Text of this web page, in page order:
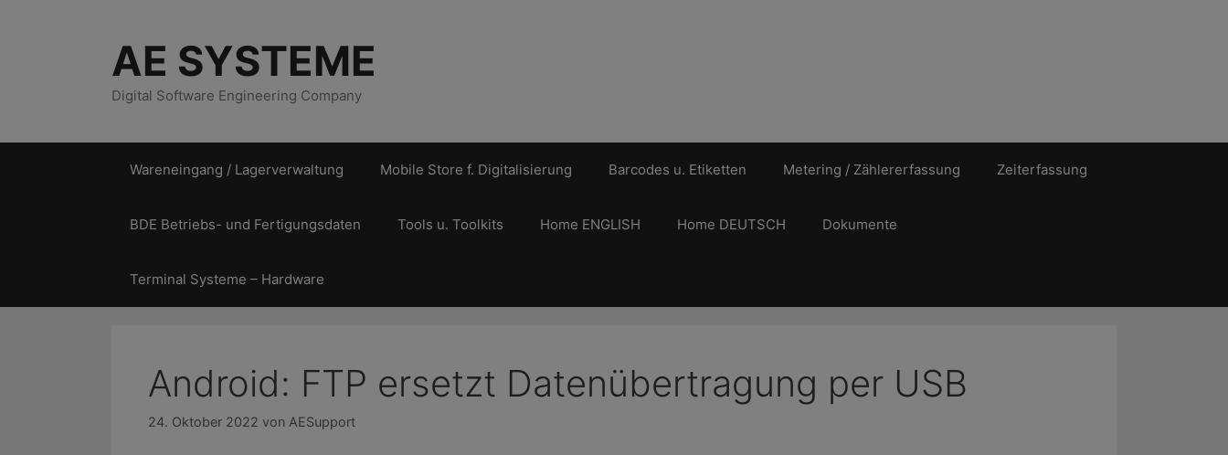
AE SYSTEME
Digital Software Engineering Company
Wareneingang / Lagerverwaltung Mobile Store f. Digitalisierung Barcodes u. Etiketten Metering / Zählererfassung Zeiterfassung
BDE Betriebs- und Fertigungsdaten Tools u. Toolkits Home ENGLISH Home DEUTSCH Dokumente
Terminal Systeme – Hardware
Android: FTP ersetzt Datenübertragung per USB
24. Oktober 2022 von AESupport